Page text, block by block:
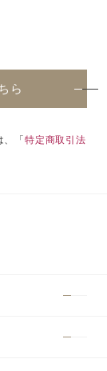
ら
、「特定商取引法